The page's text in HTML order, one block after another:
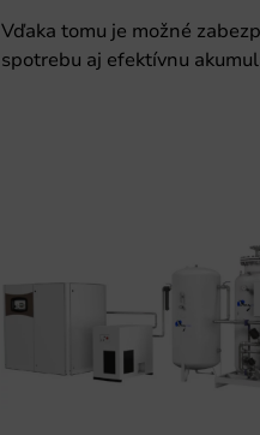
Vďaka tomu je možné
spotrebu aj efektívnu